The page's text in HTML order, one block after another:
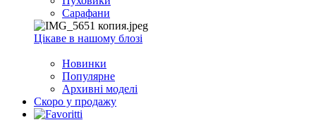
Сарафани
Цікаве в нашому блозі
Новинки
Популярне
Архивні моделі
Скоро у продажу